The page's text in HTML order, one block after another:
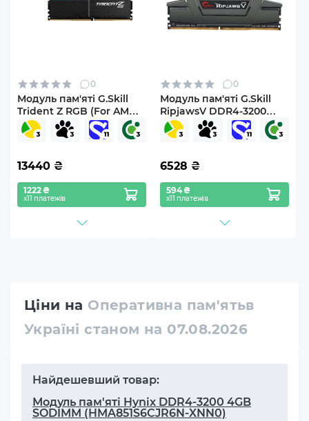
0
Модуль пам'яті G.Skill
Trident Z RGB (For AMD)
DDR4-3200 CL16-18-18-38
1.35V 32GB (2x16GB)
13440 ₴
1222 ₴
х11 платежів
0
Модуль пам'яті G.Skill
RipjawsV DDR4-3200
16GB (F4-3200C16D-
16GVGB)
6528 ₴
594 ₴
х11 платежів
Ціни на Оперативна пам'ятьв
Україні станом на 07.08.2026
Найдешевший товар:
Модуль пам'яті Hynix DDR4-3200 4GB
SODIMM (HMA851S6CJR6N-XNN0)